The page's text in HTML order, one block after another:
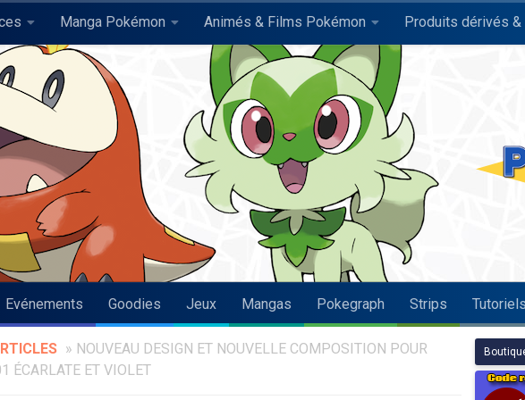
Manga Pokémon Animés & Films Pokémon Produits dérivés &
Evénements Goodies Jeux Mangas Pokegraph Strips Tutoriels
» NOUVEAU DESIGN ET NOUVELLE COMPOSITION POUR
ÉCARLATE ET VIOLET